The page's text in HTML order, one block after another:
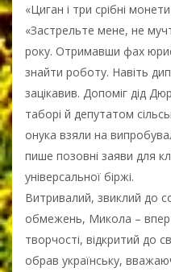
«Циган і три срібні
«Застрельте мене, не
року. Отримавши фах
знайти роботу. Навіть
зацікавив. Допоміг дід
таборі й депутатом
онука взяли на
пише позовні заяви для
універсальної біржі.
Витривалий, звиклий до
обмежень, Микола –
творчості, відкритий до
обрав українську,